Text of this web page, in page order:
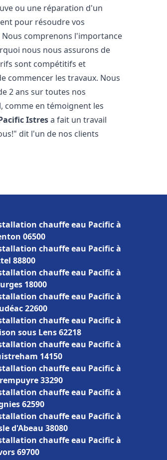
ou une réparation d'un
pour résoudre vos
Nous comprenons l'importance
nous nous assurons de
sont compétitifs et
commencer les travaux. Nous
2 ans sur toutes nos
comme en témoignent les
Istresa fait un travail
dit l'un de nos clients
chauffe eau Pacific à
06500
chauffe eau Pacific à
88800
chauffe eau Pacific à
18000
chauffe eau Pacific à
22600
chauffe eau Pacific à
sous Lens 62218
chauffe eau Pacific à
14150
chauffe eau Pacific à
33290
chauffe eau Pacific à
62590
chauffe eau Pacific à
d'Abeau 38080
chauffe eau Pacific à
69700